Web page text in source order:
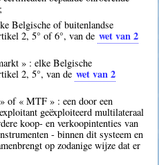
Belgische of buitenlandse
2, 5° of 6°, van de wet van 2
» : elke Belgische
2, 5°, van de wet van 2
of « MTF » : een door een
geëxploiteerd multilateraal
koop- en verkoopintenties van
- binnen dit systeem en
op zodanige wijze dat er